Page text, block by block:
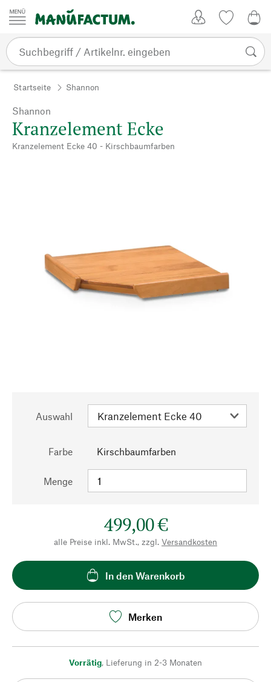
Zum Inhalt springen
Startseite Shannon
Shannon
Kranzelement Ecke
Kranzelement Ecke 40 - Kirschbaumfarben
Auswahl
Farbe Kirschbaumfarben
Menge
499,00 €
alle Preise inkl. MwSt., zzgl. Versandkosten
In den Warenkorb
Merken
Vorrätig, Lieferung in 2-3 Monaten